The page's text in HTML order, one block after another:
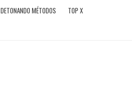
DETONANDO MÉTODOS TOP X